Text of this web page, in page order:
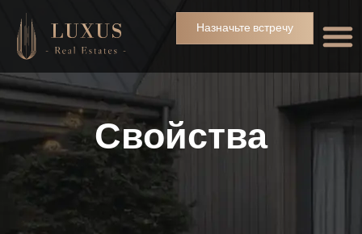
Назначьте встречу
Свойства